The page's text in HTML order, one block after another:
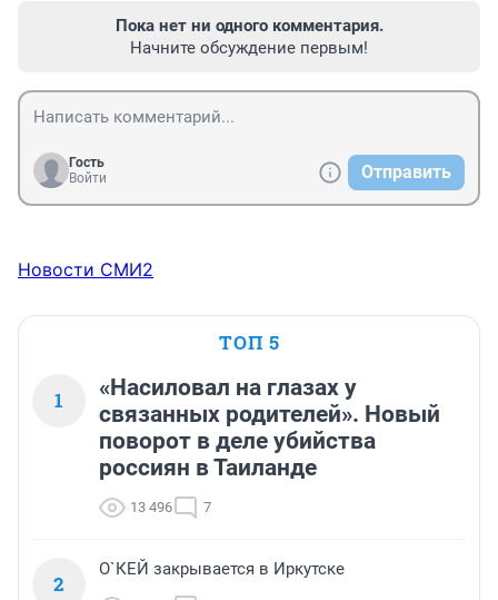
Пока нет ни одного комментария.
Начните обсуждение первым!
Гость
Войти
Отправить
Новости СМИ2
ТОП 5
1
«Насиловал на глазах у
связанных родителей». Новый
поворот в деле убийства
россиян в Таиланде
13 496 7
2
О`КЕЙ закрывается в Иркутске